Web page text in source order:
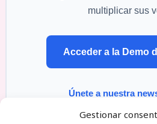
Gestionar
multiplicar sus
Acceder a la Demo
Únete a nuestra